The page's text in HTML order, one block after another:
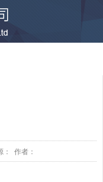
： 作者：